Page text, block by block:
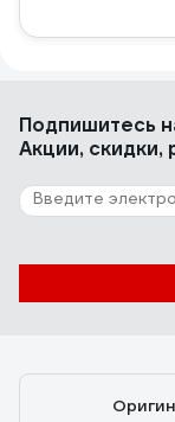
Подпишитесь
Акции, скидки,